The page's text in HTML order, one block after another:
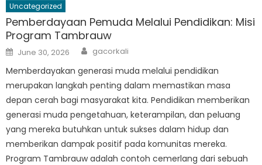
Uncategorized
Pemberdayaan Pemuda Melalui Pendidikan: Misi
Program Tambrauw
Posted
on
June 30, 2026 Author
gacorkali
Memberdayakan generasi muda melalui pendidikan
merupakan langkah penting dalam memastikan masa
depan cerah bagi masyarakat kita. Pendidikan memberikan
generasi muda pengetahuan, keterampilan, dan peluang
yang mereka butuhkan untuk sukses dalam hidup dan
memberikan dampak positif pada komunitas mereka.
Program Tambrauw adalah contoh cemerlang dari sebuah